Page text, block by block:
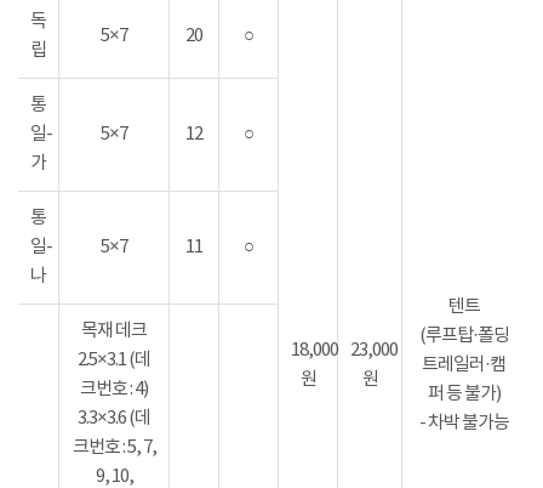
독
립
5×7 20 ○
18,000
원
23,000
원
텐트
(루프탑·폴딩
트레일러·캠
퍼 등 불가)
- 차박 불가능
통
일-
가
5×7 12 ○
통
일-
나
5×7 11 ○
목재 데크
2.5×3.1 (데
크번호 : 4)
3.3×3.6 (데
크번호 : 5, 7,
9, 10,